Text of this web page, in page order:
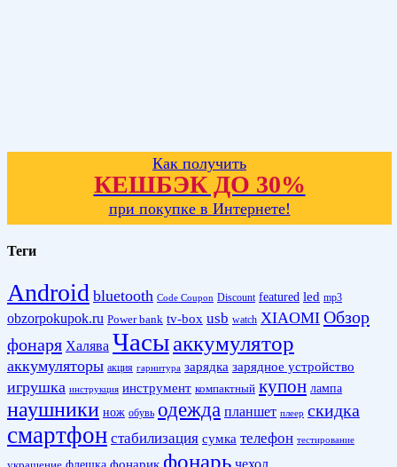
Как получить
КЕШБЭК ДО 30%
при покупке в Интернете!
Теги
Android bluetooth Code Coupon Discount featured led mp3
obzorpokupok.ru Power bank tv-box usb watch XIAOMI Обзор
фонаря Халява Часыаккумулятор
аккумуляторы акция гарнитура зарядка зарядное устройство
игрушка инструкция инструмент компактный купон лампа
наушники нож обувь одежда планшет плеер скидка
смартфон стабилизация сумка телефон тестирование
фонарик фонарь чехол